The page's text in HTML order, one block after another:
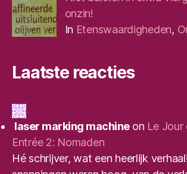
onzin!
In Etenswaardigheden,
Laatste reacties
laser marking machineon Le Jour
Entrée 2: Nomaden
Hé schrijver, wat een heerlijk